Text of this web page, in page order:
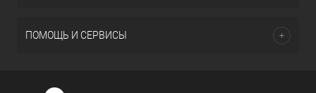
ПОМОЩЬ И СЕРВИСЫ